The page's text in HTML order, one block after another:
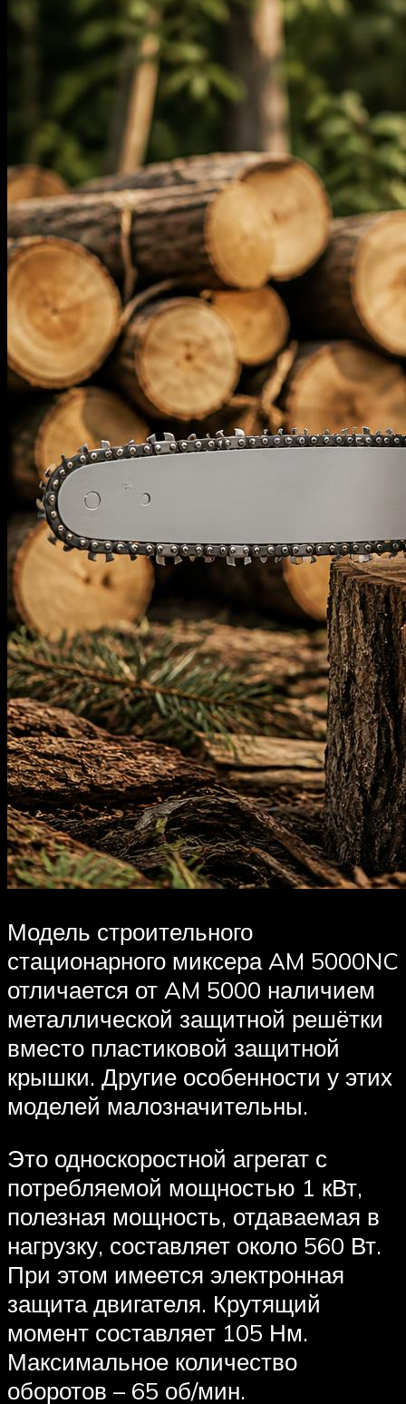
Модель строительного
стационарного миксера AM 5000NC
отличается от AM 5000 наличием
металлической защитной решётки
вместо пластиковой защитной
крышки. Другие особенности у этих
моделей малозначительны.
Это односкоростной агрегат с
потребляемой мощностью 1 кВт,
полезная мощность, отдаваемая в
нагрузку, составляет около 560 Вт.
При этом имеется электронная
защита двигателя. Крутящий
момент составляет 105 Нм.
Максимальное количество
оборотов – 65 об/мин.